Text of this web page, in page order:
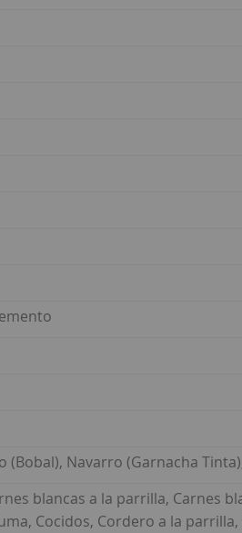
(Bobal), Navarro (Garnacha
blancas a la parrilla, Carnes
Cocidos, Cordero a la